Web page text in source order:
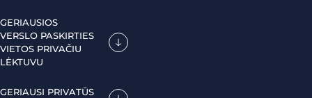
GERIAUSIOS
VERSLO PASKIRTIES
VIETOS PRIVAČIU
LĖKTUVU
GERIAUSI PRIVATŪS